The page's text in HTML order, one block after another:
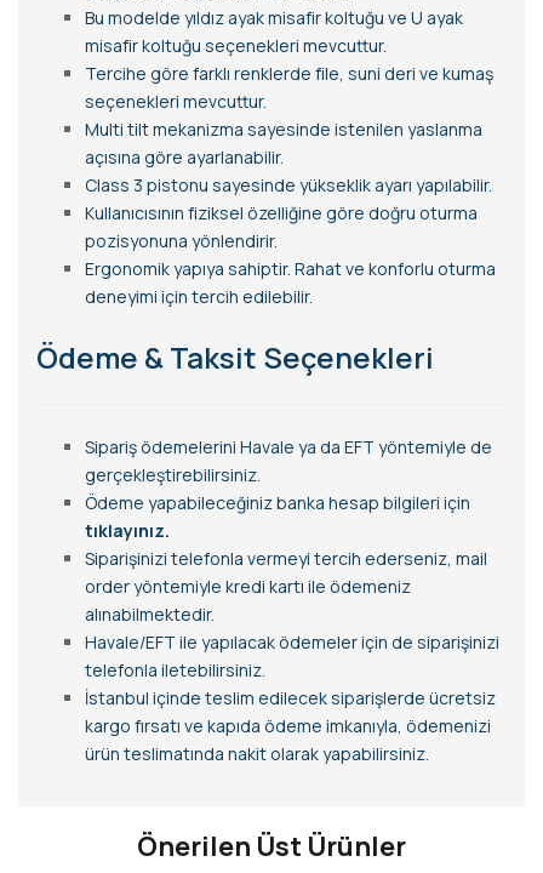
Bu modelde yıldız ayak misafir koltuğu ve U ayak
misafir koltuğu seçenekleri mevcuttur.
Tercihe göre farklı renklerde file, suni deri ve kumaş
seçenekleri mevcuttur.
Multi tilt mekanizma sayesinde istenilen yaslanma
açısına göre ayarlanabilir.
Class 3 pistonu sayesinde yükseklik ayarı yapılabilir.
Kullanıcısının fiziksel özelliğine göre doğru oturma
pozisyonuna yönlendirir.
Ergonomik yapıya sahiptir. Rahat ve konforlu oturma
deneyimi için tercih edilebilir.
Ödeme & Taksit Seçenekleri
Sipariş ödemelerini Havale ya da EFT yöntemiyle de
gerçekleştirebilirsiniz.
Ödeme yapabileceğiniz banka hesap bilgileri için
tıklayınız.
Siparişinizi telefonla vermeyi tercih ederseniz, mail
order yöntemiyle kredi kartı ile ödemeniz
alınabilmektedir.
Havale/EFT ile yapılacak ödemeler için de siparişinizi
telefonla iletebilirsiniz.
İstanbul içinde teslim edilecek siparişlerde ücretsiz
kargo fırsatı ve kapıda ödeme imkanıyla, ödemenizi
ürün teslimatında nakit olarak yapabilirsiniz.
Önerilen Üst Ürünler